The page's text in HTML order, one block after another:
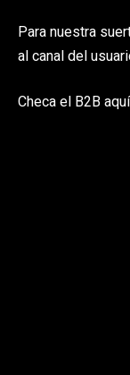
Para nuestra
al canal del
Checa el B2B